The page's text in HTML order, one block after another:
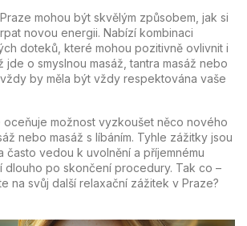
mohou být skvělým způsobem, jak si
novou energii. Nabízí kombinaci
doteků, které mohou pozitivně ovlivnit i
jde o smyslnou masáž, tantra masáž nebo
by měla být vždy respektována vaše
oceňuje možnost vyzkoušet něco nového
nebo masáž s líbáním. Tyhle zážitky jsou
často vedou k uvolnění a příjemnému
po skončení procedury. Tak co –
na svůj další relaxační zážitek v Praze?